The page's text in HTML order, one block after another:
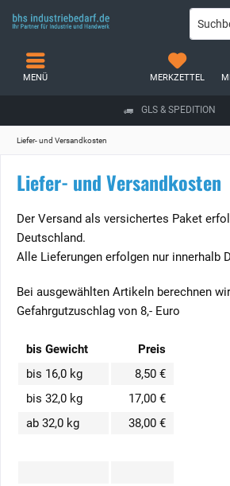
GLS & SPEDITION
MERKZETTEL
MENÜ
Liefer- und Versandkosten
Liefer- und Versandkosten
Der Versand als versichertes Paket
Deutschland.
Alle Lieferungen erfolgen nur innerhalb
Bei ausgewählten Artikeln berechnen
Gefahrgutzuschlag von 8,- Euro
bis Gewicht
Preis
bis 16,0 kg
8,50 €
bis 32,0 kg
17,00 €
ab 32,0 kg
38,00 €